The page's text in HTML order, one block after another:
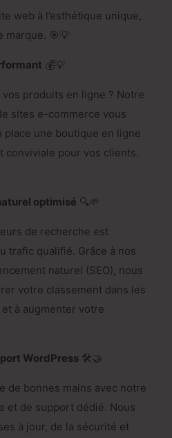
web à l’esthétique unique,
marque. 🎯💡
💰💡
produits en ligne ? Notre
sites e-commerce vous
une boutique en ligne
conviviale pour vos clients.
optimisé 🔍🌱
de recherche est
trafic qualifié. Grâce à nos
naturel (SEO), nous
votre classement dans les
à augmenter votre
WordPress🛠️🤝
de bonnes mains avec notre
et de support dédié. Nous
à jour, de la sécurité et